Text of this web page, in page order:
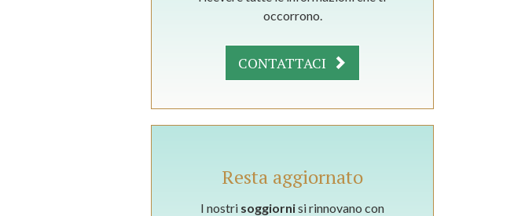
occorrono.
CONTATTACI
Resta aggiornato
I nostri soggiornisi rinnovano con